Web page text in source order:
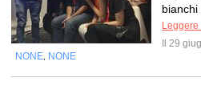
bianchi
Il 29
NONE NONE